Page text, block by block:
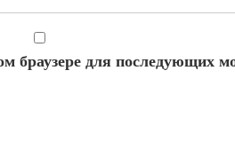
браузере для последующих